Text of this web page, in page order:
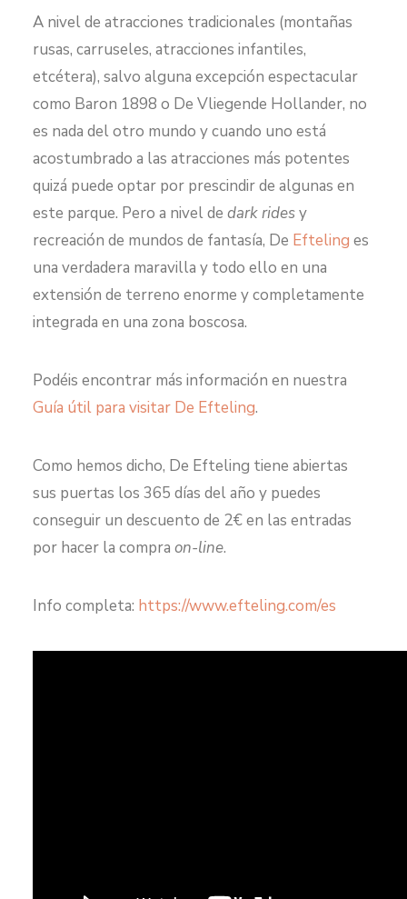
A nivel de atracciones tradicionales (montañas
rusas, carruseles, atracciones infantiles,
etcétera), salvo alguna excepción espectacular
como Baron 1898 o De Vliegende Hollander, no
es nada del otro mundo y cuando uno está
acostumbrado a las atracciones más potentes
quizá puede optar por prescindir de algunas en
este parque. Pero a nivel de dark ridesy
recreación de mundos de fantasía, De Efteling es
una verdadera maravilla y todo ello en una
extensión de terreno enorme y completamente
integrada en una zona boscosa.
Podéis encontrar más información en nuestra
Guía útil para visitar De Efteling.
Como hemos dicho, De Efteling tiene abiertas
sus puertas los 365 días del año y puedes
conseguir un descuento de 2€ en las entradas
por hacer la compra on-line.
Info completa: https://www.efteling.com/es